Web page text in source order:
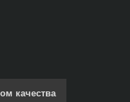
качества